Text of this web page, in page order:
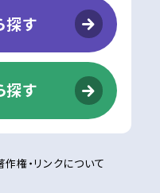
探す
探す
作権・リンクについて